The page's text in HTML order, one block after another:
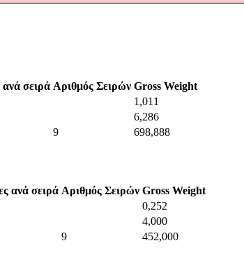
σειρά Αριθμός Σειρών Gross Weight
1,011
6,286
9 698,888
ανά σειρά Αριθμός Σειρών Gross Weight
0,252
4,000
9 452,000